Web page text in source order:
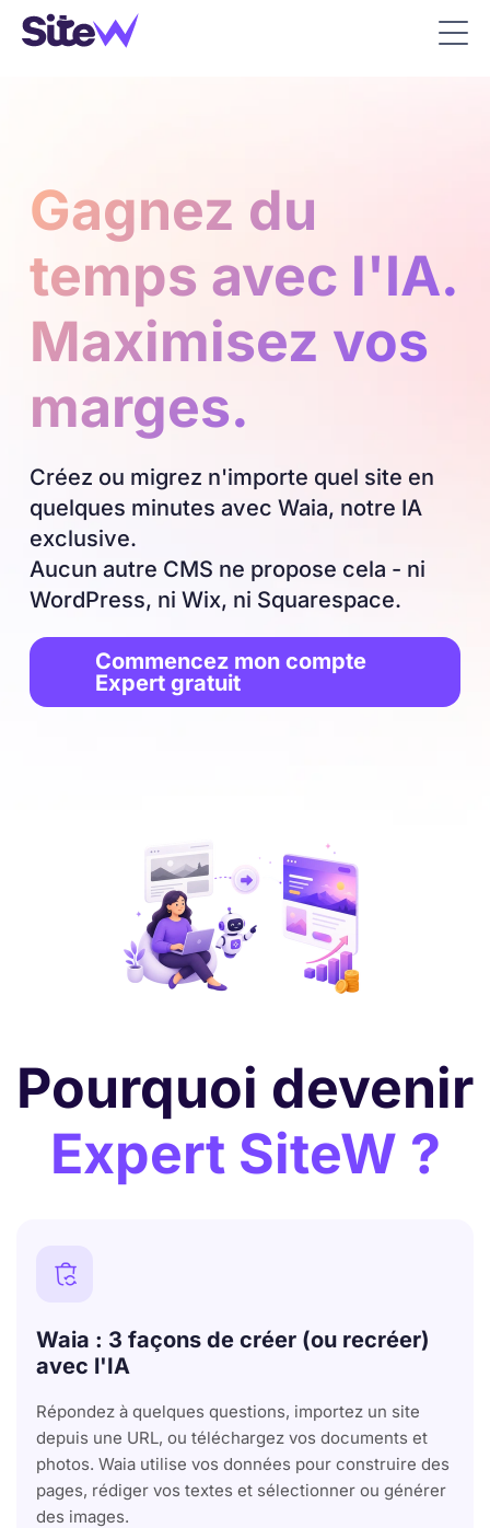
Gagnez du
temps avec l'IA.
Maximisez vos
marges.
Créez ou migrez n'importe quel site en
quelques minutes avec Waia, notre IA
exclusive.
Aucun autre CMS ne propose cela - ni
WordPress, ni Wix, ni Squarespace.
Commencez mon compte
Expert gratuit
Pourquoi devenir
Expert SiteW ?

Waia : 3 façons de créer (ou recréer)
avec l'IA
Répondez à quelques questions, importez un site
depuis une URL, ou téléchargez vos documents et
photos. Waia utilise vos données pour construire des
pages, rédiger vos textes et sélectionner ou générer
des images.